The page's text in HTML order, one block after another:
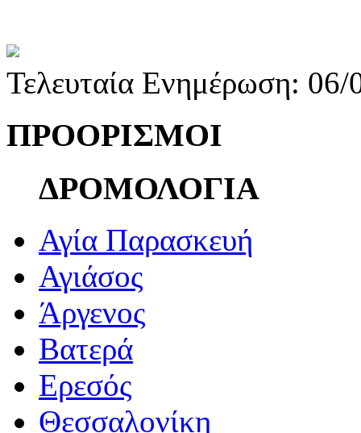
Τελευταία Ενημέρωση:
ΠΡΟΟΡΙΣΜΟΙ
ΔΡΟΜΟΛΟΓΙΑ
Αγία Παρασκευή
Αγιάσος
Άργενος
Βατερά
Ερεσός
Θεσσαλονίκη